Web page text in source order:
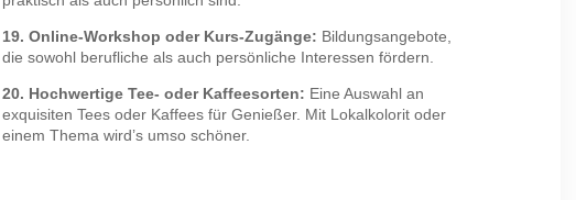
19. Online-Workshop oder Kurs-Zugänge: Bildungsangebote,
die sowohl berufliche als auch persönliche Interessen fördern.
20. Hochwertige Tee- oder Kaffeesorten: Eine Auswahl an
exquisiten Tees oder Kaffees für Genießer. Mit Lokalkolorit oder
einem Thema wird’s umso schöner.